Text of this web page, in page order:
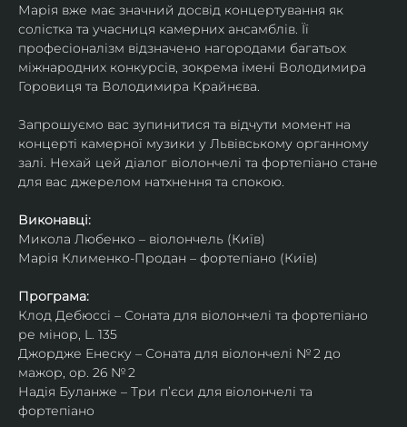
Марія вже має значний досвід концертування як
солістка та учасниця камерних ансамблів. Її
професіоналізм відзначено нагородами багатьох
міжнародних конкурсів, зокрема імені Володимира
Горовиця та Володимира Крайнєва.
Запрошуємо вас зупинитися та відчути момент на
концерті камерної музики у Львівському органному
залі. Нехай цей діалог віолончелі та фортепіано стане
для вас джерелом натхнення та спокою.
Виконавці:
Микола Любенко – віолончель (Київ)
Марія Клименко-Продан – фортепіано (Київ)
Програма:
Клод Дебюссі – Соната для віолончелі та фортепіано
ре мінор, L. 135
Джордже Енеску – Соната для віолончелі № 2 до
мажор, ор. 26 № 2
Надія Буланже – Три п’єси для віолончелі та
фортепіано